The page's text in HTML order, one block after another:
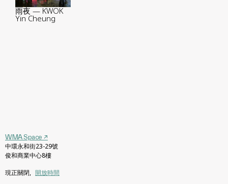
雨夜 — KWOK
Yin Cheung
WMA Space ↗
中環永和街23-29號
俊和商業中心8樓
現正關閉, 開放時間